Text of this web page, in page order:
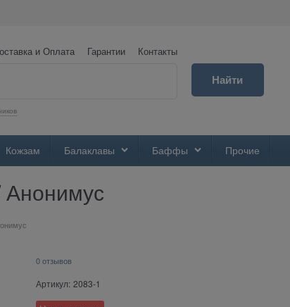
и Оплата Гарантии Контакты
Найти
Кожзам Балаклавы Баффы Прочие
Анонимус
0 отзывов
Артикул: 2083-1